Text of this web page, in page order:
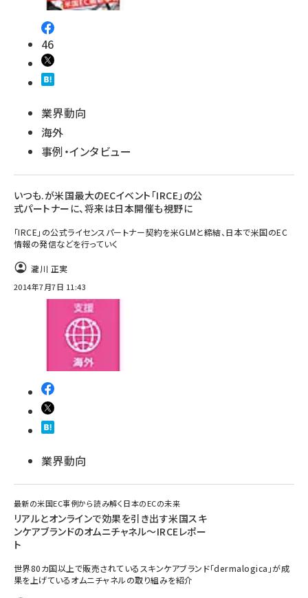
46
業界動向
海外
事例・インタビュー
いつも.が米国最大のECイベント「IRCE」の公
式パートナーに、将来は日本開催も視野に
「IRCE」の公式ライセンスパートナー契約を米GLMと締結、日本で米国のEC
情報の発信などを行っていく
瀧川 正実
2014年7月7日 11:43
業界動向
最新の米国EC事例から読み解く日本のECの未来
リアルとオンラインで効果を引き出す米国スキ
ンケアブランドのオムニチャネル～IRCEレポー
ト
世界80カ国以上で販売されているスキンケアブランド「dermalogica」が成
果を上げているオムニチャネルの取り組みを紹介